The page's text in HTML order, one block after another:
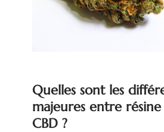
Quelles sont les
majeures entre
CBD ?